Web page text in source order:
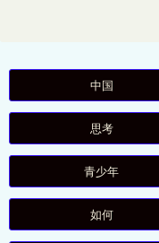
中国
思考
青少年
如何